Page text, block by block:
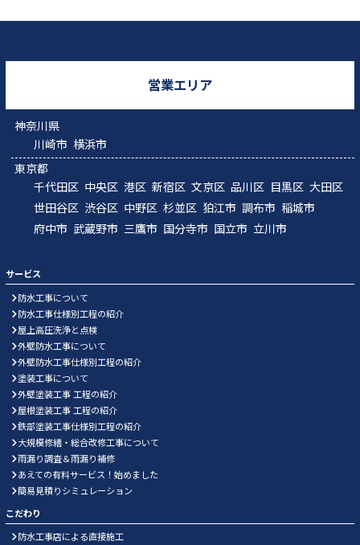
営業エリア
神奈川県
川崎市 横浜市
東京都
千代田区 中央区 港区 新宿区 文京区 品川区 目黒区 大田区
世田谷区 渋谷区 中野区 杉並区 狛江市 調布市 稲城市
府中市 武蔵野市 三鷹市 国分寺市 国立市 立川市
サービス
防水工事について
防水工事仕様別工程の紹介
屋上高圧洗浄と点検
外壁防水工事について
外壁防水工事仕様別工程の紹介
塗装工事について
外壁塗装工事 工程の紹介
屋根塗装工事 工程の紹介
鉄部塗装工事仕様別工程の紹介
大規模修繕・総合改修工事について
雨漏り調査＆雨漏り補修
あえての有料サービス！始めました
簡易見積りシミュレーション
こだわり
防水工事店による直接施工